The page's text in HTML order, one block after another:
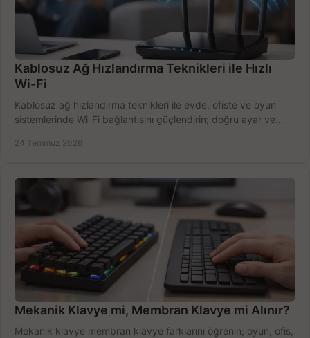
Kablosuz Ağ Hızlandırma Teknikleri ile Hızlı
Wi-Fi
Kablosuz ağ hızlandırma teknikleri ile evde, ofiste ve oyun
sistemlerinde Wi-Fi bağlantısını güçlendirin; doğru ayar ve
24 Temmuz 2026
Mekanik Klavye mi, Membran Klavye mi Alınır?
Mekanik klavye membran klavye farklarını öğrenin; oyun, ofis,